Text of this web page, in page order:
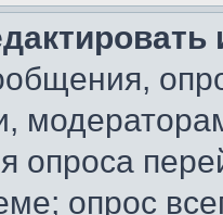
опроса
опрос